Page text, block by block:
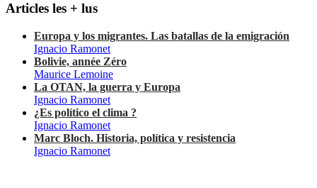
Articles les + lus
Europa y los migrantes. Las batallas de la emigración
Ignacio Ramonet
Bolivie, année Zéro
Maurice Lemoine
La OTAN, la guerra y Europa
Ignacio Ramonet
¿Es político el clima ?
Ignacio Ramonet
Marc Bloch. Historia, política y resistencia
Ignacio Ramonet